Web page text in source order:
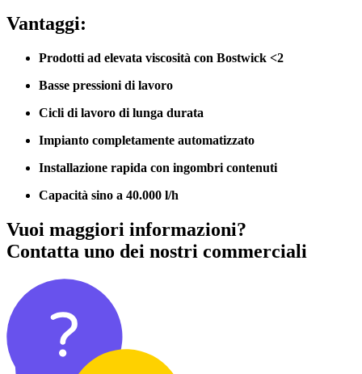
Vantaggi:
Prodotti ad elevata viscosità con Bostwick <2
Basse pressioni di lavoro
Cicli di lavoro di lunga durata
Impianto completamente automatizzato
Installazione rapida con ingombri contenuti
Capacità sino a 40.000 l/h
Vuoi maggiori informazioni?
Contatta uno dei nostri commerciali